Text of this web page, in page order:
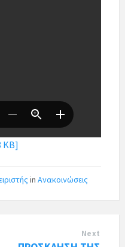
KB]
in Ανακοινώσεις
Next